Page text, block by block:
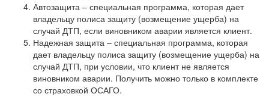
Автозащита – специальная программа, которая дает
владельцу полиса защиту (возмещение ущерба) на
случай ДТП, если виновником аварии является клиент.
Надежная защита – специальная программа, которая
дает владельцу полиса защиту (возмещение ущерба) на
случай ДТП, при условии, что клиент не является
виновником аварии. Получить можно только в комплекте
со страховкой ОСАГО.